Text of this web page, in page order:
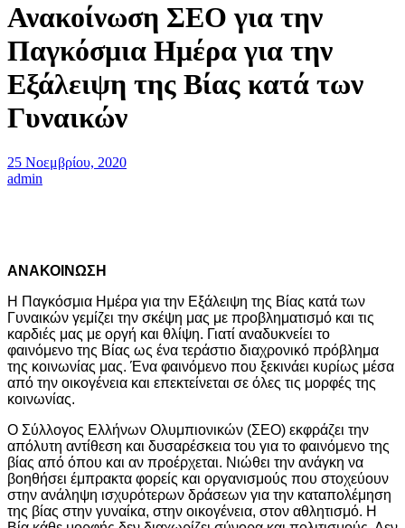
Ανακοίνωση ΣΕΟ για την
Παγκόσμια Ημέρα για την
Εξάλειψη της Βίας κατά των
Γυναικών
25 Νοεμβρίου, 2020
admin
ΑΝΑΚΟΙΝΩΣΗ
Η Παγκόσμια Ημέρα για την Εξάλειψη της Βίας κατά των
Γυναικών γεμίζει την σκέψη μας με προβληματισμό και τις
καρδιές μας με οργή και θλίψη. Γιατί αναδυκνείει το
φαινόμενο της Βίας ως ένα τεράστιο διαχρονικό πρόβλημα
της κοινωνίας μας. Ένα φαινόμενο που ξεκινάει κυρίως μέσα
από την οικογένεια και επεκτείνεται σε όλες τις μορφές της
κοινωνίας.
Ο Σύλλογος Ελλήνων Ολυμπιονικών (ΣΕΟ) εκφράζει την
απόλυτη αντίθεση και δυσαρέσκεια του για το φαινόμενο της
βίας από όπου και αν προέρχεται. Νιώθει την ανάγκη να
βοηθήσει έμπρακτα φορείς και οργανισμούς που στοχεύουν
στην ανάληψη ισχυρότερων δράσεων για την καταπολέμηση
της βίας στην γυναίκα, στην οικογένεια, στον αθλητισμό. Η